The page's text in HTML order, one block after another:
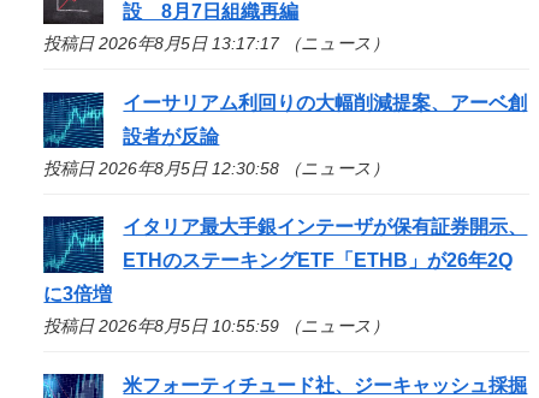
設 8月7日組織再編
投稿日 2026年8月5日 13:17:17 （ニュース）
イーサリアム利回りの大幅削減提案、アーベ創
設者が反論
投稿日 2026年8月5日 12:30:58 （ニュース）
イタリア最大手銀インテーザが保有証券開示、
ETHのステーキングETF「ETHB」が26年2Q
に3倍増
投稿日 2026年8月5日 10:55:59 （ニュース）
米フォーティチュード社、ジーキャッシュ採掘